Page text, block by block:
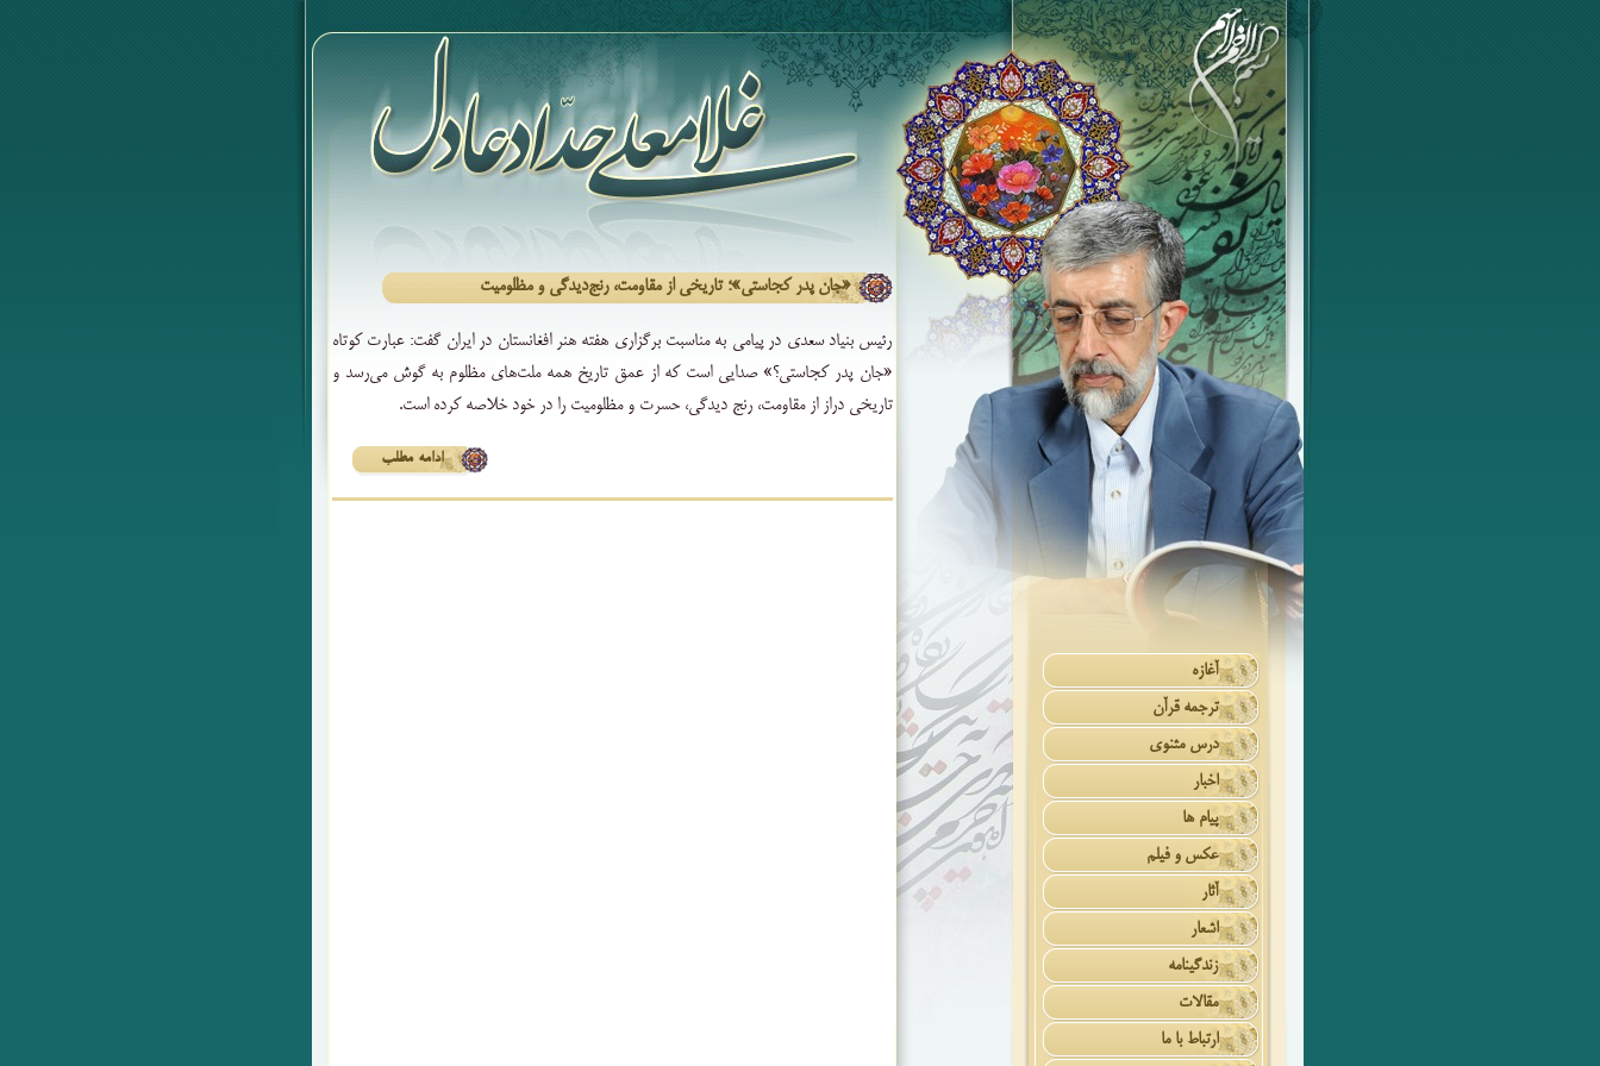
آغازه
ترجمه قرآن
درس مثنوی
اخبار
پیام ها
عکس و فیلم
آثار
اشعار
زندگینامه
مقالات
ارتباط با ما
«جان پدر کجاستی»؛ تاریخی از مقاومت، رنج‌دیدگی و مظلومیت
رئیس بنیاد سعدی در پیامی به مناسبت برگزاری هفته هنر افغانستان در ایران گفت: عبارت کوتاه
«جان پدر کجاستی‌؟» صدایی است که از عمق تاریخ همه ملت‌های مظلوم به گوش می‌رسد و
تاریخی دراز از مقاومت، رنج دیدگی، حسرت و مظلومیت را در خود خلاصه کرده است.
ادامه مطلب